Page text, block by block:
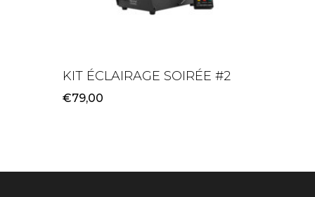
KIT ÉCLAIRAGE SOIRÉE #2
€79,00